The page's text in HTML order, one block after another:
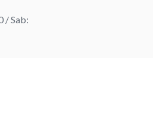
/ Sab: